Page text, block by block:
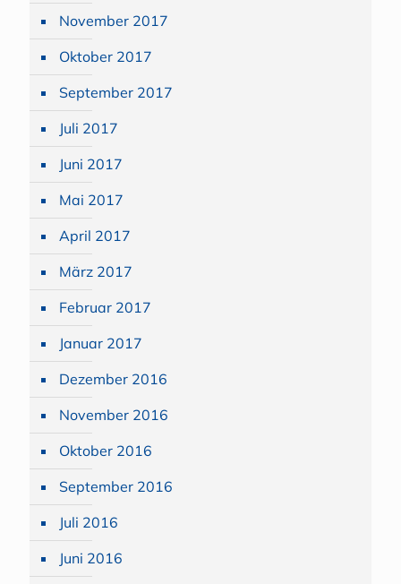
November 2017
Oktober 2017
September 2017
Juli 2017
Juni 2017
Mai 2017
April 2017
März 2017
Februar 2017
Januar 2017
Dezember 2016
November 2016
Oktober 2016
September 2016
Juli 2016
Juni 2016